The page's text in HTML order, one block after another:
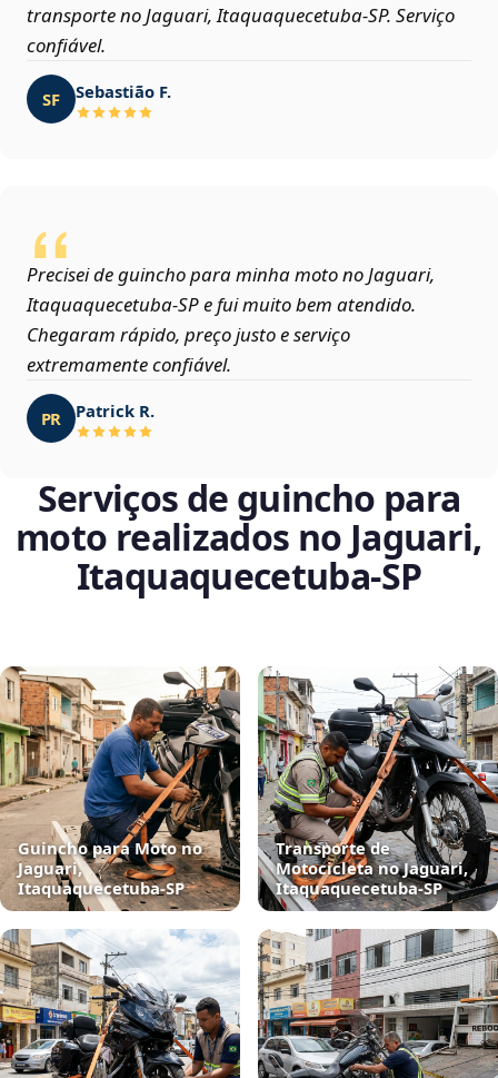
transporte no Jaguari, Itaquaquecetuba‑SP. Serviço
confiável.
SF Sebastião F.
Precisei de guincho para minha moto no Jaguari,
Itaquaquecetuba‑SP e fui muito bem atendido.
Chegaram rápido, preço justo e serviço
extremamente confiável.
PR Patrick R.
Serviços de guincho para
moto realizados no Jaguari,
Itaquaquecetuba‑SP
Guincho para Moto no
Jaguari,
Itaquaquecetuba‑SP
Transporte de
Motocicleta no Jaguari,
Itaquaquecetuba‑SP